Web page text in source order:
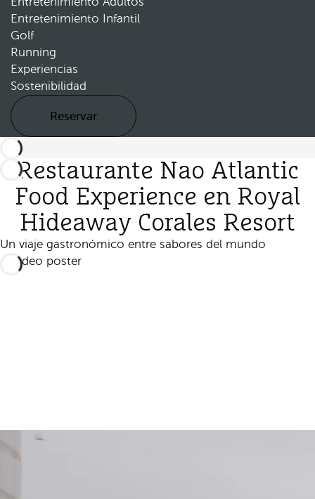
Entretenimiento Infantil
Golf
Running
Experiencias
Sostenibilidad
Reservar
Restaurante Nao Atlantic
Food Experience en Royal
Hideaway Corales Resort
Un viaje gastronómico entre sabores del mundo